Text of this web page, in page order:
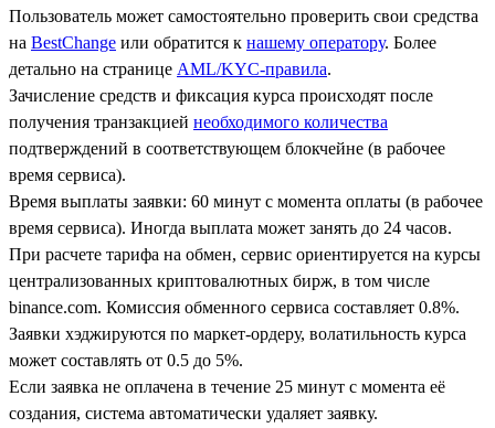
Пользователь может самостоятельно проверить свои средства
на BestChange или обратится к нашему оператору. Более
детально на странице AML/KYC-правила.
Зачисление средств и фиксация курса происходят после
получения транзакцией необходимого количества
подтверждений в соответствующем блокчейне (в рабочее
время сервиса).
Время выплаты заявки: 60 минут с момента оплаты (в рабочее
время сервиса). Иногда выплата может занять до 24 часов.
При расчете тарифа на обмен, сервис ориентируется на курсы
централизованных криптовалютных бирж, в том числе
binance.com. Комиссия обменного сервиса составляет 0.8%.
Заявки хэджируются по маркет-ордеру, волатильность курса
может составлять от 0.5 до 5%.
Если заявка не оплачена в течение 25 минут с момента её
создания, система автоматически удаляет заявку.